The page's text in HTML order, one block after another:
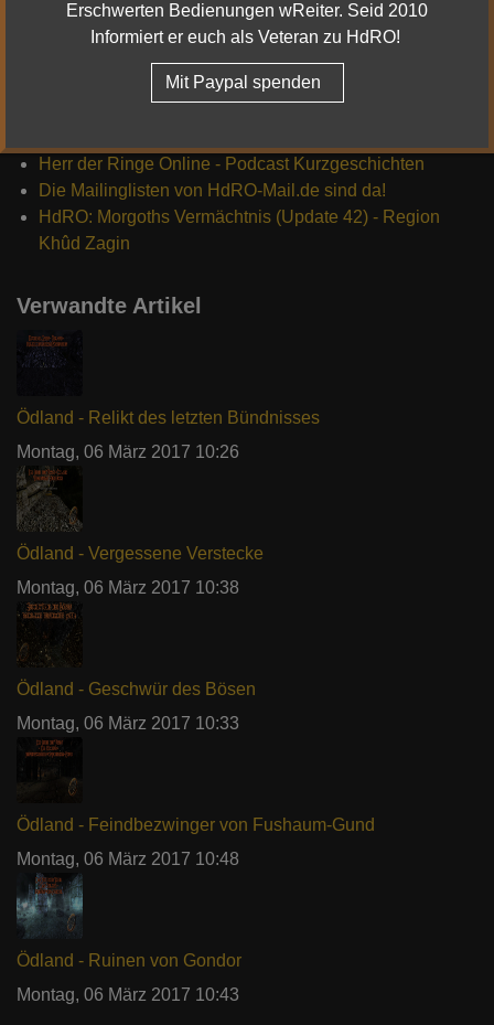
Die neusten News
Herr der Ringe Online - Podcast Kurzgeschichten
Die Mailinglisten von HdRO-Mail.de sind da!
HdRO: Morgoths Vermächtnis (Update 42) - Region
Khûd Zagin
Verwandte Artikel
Ödland - Relikt des letzten Bündnisses
Montag, 06 März 2017 10:26
Ödland - Vergessene Verstecke
Montag, 06 März 2017 10:38
Ödland - Geschwür des Bösen
Montag, 06 März 2017 10:33
Ödland - Feindbezwinger von Fushaum-Gund
Montag, 06 März 2017 10:48
Ödland - Ruinen von Gondor
Montag, 06 März 2017 10:43
Erschwerten Bedienungen wReiter. Seid 2010
Informiert er euch als Veteran zu HdRO!
Mit Paypal spenden